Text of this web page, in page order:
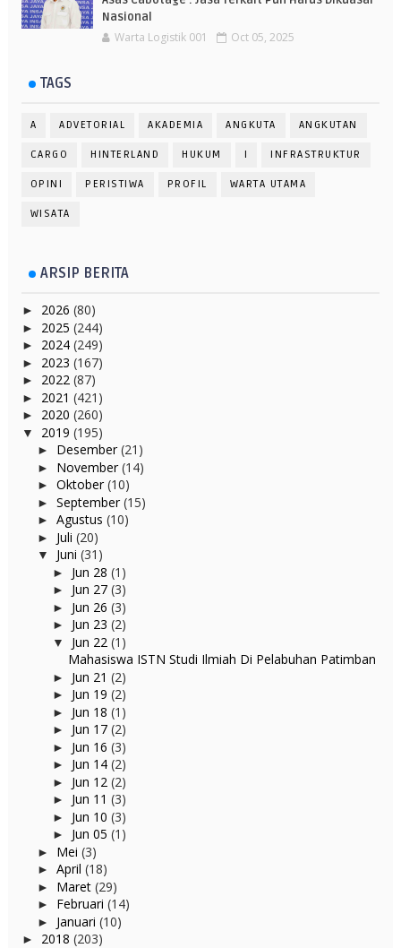
Nasional
Warta Logistik 001 Oct 05, 2025
TAGS
A ADVETORIAL AKADEMIA ANGKUTA ANGKUTAN
CARGO HINTERLAND HUKUM I INFRASTRUKTUR
OPINI PERISTIWA PROFIL WARTA UTAMA
WISATA
ARSIP BERITA
► 2026 (80)
► 2025 (244)
► 2024 (249)
► 2023 (167)
► 2022 (87)
► 2021 (421)
► 2020 (260)
▼ 2019 (195)
► Desember(21)
► November(14)
► Oktober(10)
► September(15)
► Agustus (10)
► Juli (20)
▼ Juni (31)
► Jun 28 (1)
► Jun 27 (3)
► Jun 26 (3)
► Jun 23 (2)
▼ Jun 22 (1)
Mahasiswa ISTN Studi Ilmiah Di Pelabuhan Patimban
► Jun 21 (2)
► Jun 19 (2)
► Jun 18 (1)
► Jun 17 (2)
► Jun 16 (3)
► Jun 14 (2)
► Jun 12 (2)
► Jun 11 (3)
► Jun 10 (3)
► Jun 05 (1)
► Mei (3)
► April (18)
► Maret (29)
► Februari (14)
► Januari (10)
► 2018 (203)